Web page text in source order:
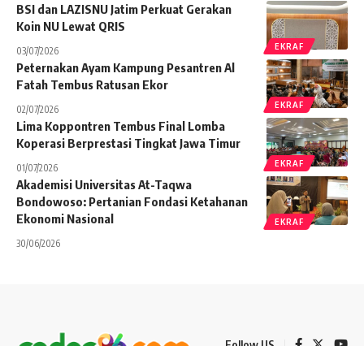
EKRAF
BSI dan LAZISNU Jatim Perkuat Gerakan
Koin NU Lewat QRIS
03/07/2026
EKRAF
Peternakan Ayam Kampung Pesantren Al
Fatah Tembus Ratusan Ekor
02/07/2026
EKRAF
Lima Koppontren Tembus Final Lomba
Koperasi Berprestasi Tingkat Jawa Timur
01/07/2026
EKRAF
Akademisi Universitas At-Taqwa
Bondowoso: Pertanian Fondasi Ketahanan
Ekonomi Nasional
30/06/2026